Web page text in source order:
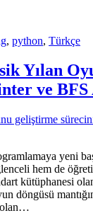
, python, Türkçe
Yılan
ve BFS
yeni
hem de
kütüphanesi
döngüsü
olan…